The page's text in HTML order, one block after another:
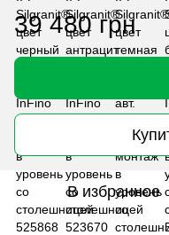
39 480 грн
В избранное